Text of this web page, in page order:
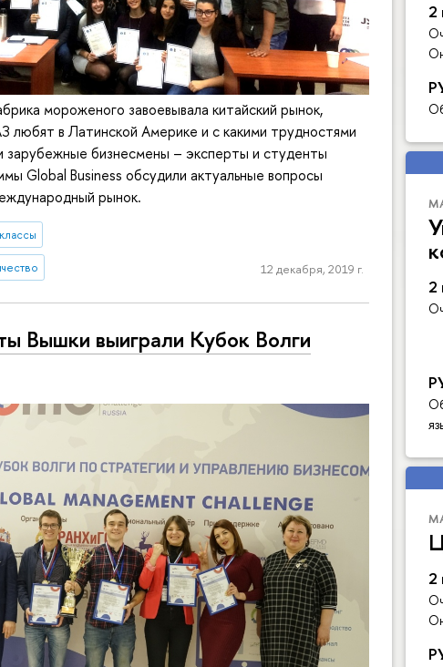
2
2
2
мороженого завоевывала китайский рынок,
любят в Латинской Америке и c какими трудностями
зарубежные бизнесмены – эксперты и студенты
Global Business обсудили актуальные вопросы
рынок.
12 декабря, 2019 г.
Вышки выиграли Кубок Волги